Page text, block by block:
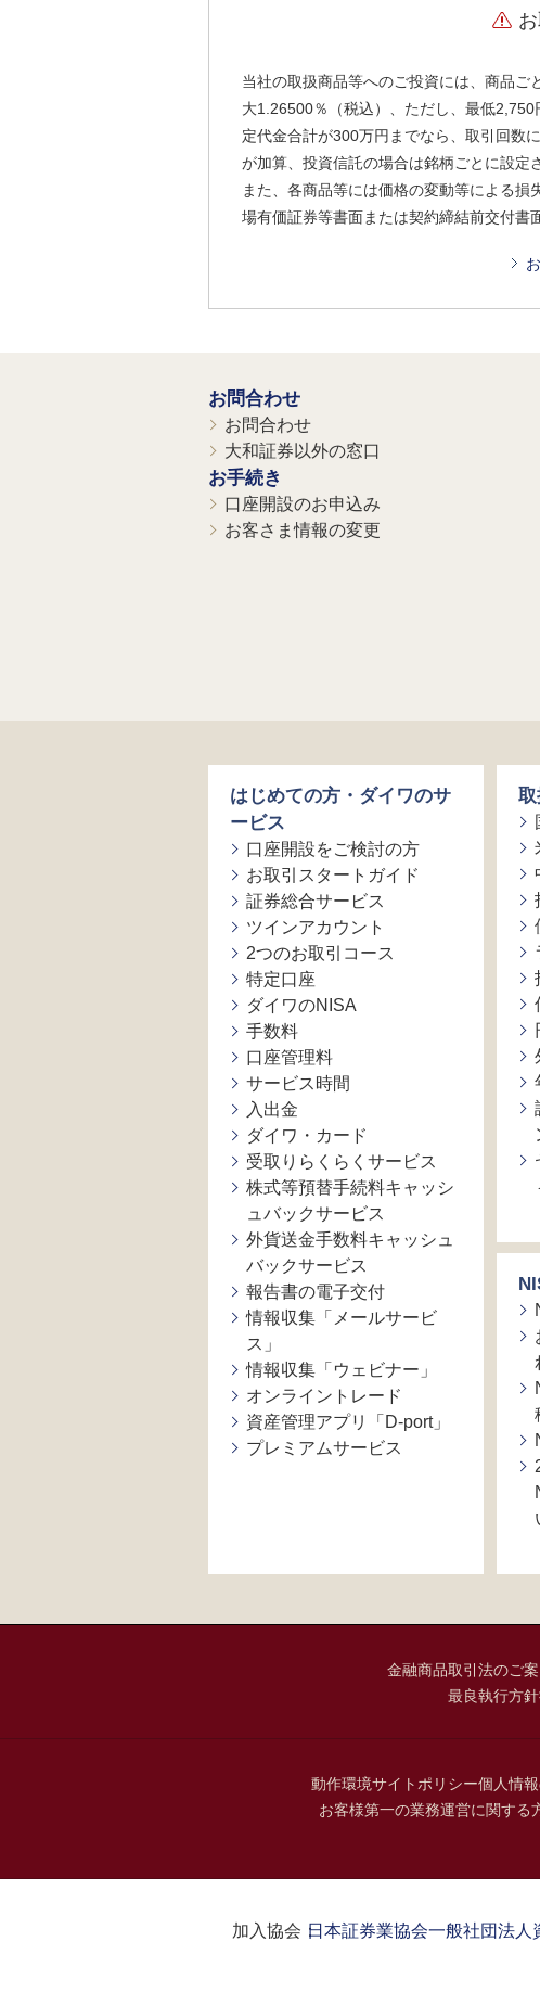
当社の取扱商品等へのご投資には、商品
大1.26500％（税込）、ただし、最低
定代金合計が300万円までなら、取引回数
が加算、投資信託の場合は銘柄ごとに設定
また、各商品等には価格の変動等による
場有価証券等書面または契約締結前交付書
お問合わせ
お問合わせ
大和証券以外の窓口
お手続き
口座開設のお申込み
お客さま情報の変更
はじめての方・ダイワのサ
ービス
口座開設をご検討の方
お取引スタートガイド
証券総合サービス
ツインアカウント
2つのお取引コース
特定口座
ダイワのNISA
手数料
口座管理料
サービス時間
入出金
ダイワ・カード
受取りらくらくサービス
株式等預替手続料キャッシ
ュバックサービス
外貨送金手数料キャッシュ
バックサービス
報告書の電子交付
情報収集「メールサービ
ス」
情報収集「ウェビナー」
オンライントレード
資産管理アプリ「D-port」
プレミアムサービス
金融商品取引法のご
最良執行方針
動作環境サイトポリシー個人情
お客様第一の業務運営に関する
加入協会：日本証券業協会一般社団法人